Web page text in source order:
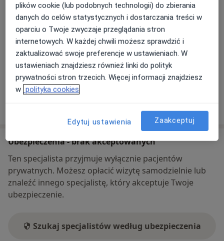
Powiększ mapęotwiera się w nowej karcie
Dostępność
W tym gabinecie nie można umawiać wizyt przez
internet
Co mam zrobić w tej sytuacji?
o adresie
Ubezpieczenia - brak akceptowanych
Ten specjalista przyjmuje wyłącznie pacjentów
prywatnych. Możesz opłacić wizytę samodzielnie lub
znaleźć innego specjalistę, który akceptuje Twoje
ubezpieczenie.
Szukaj specjalistów według ubezpieczenia
plików cookie (lub podobnych technologii) do zbierania
danych do celów statystycznych i dostarczania treści w
oparciu o Twoje zwyczaje przeglądania stron
internetowych. W każdej chwili możesz sprawdzić i
zaktualizować swoje preferencje w ustawieniach. W
ustawieniach znajdziesz również linki do polityk
prywatności stron trzecich. Więcej informacji znajdziesz
w polityka cookies
Edytuj ustawienia Zaakceptuj